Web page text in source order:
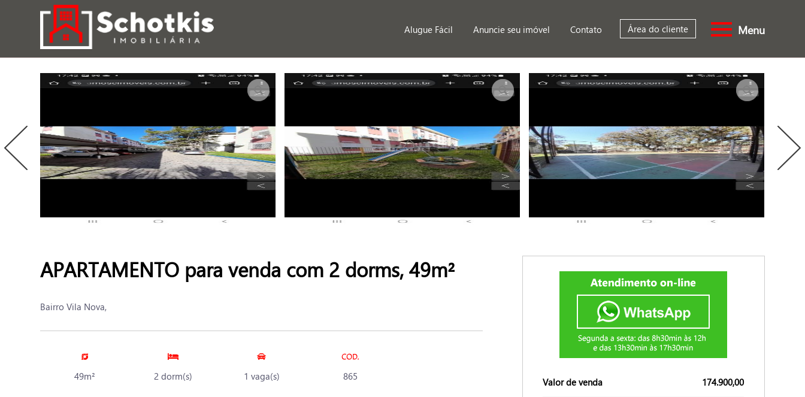
Menu
Área do cliente
Alugue Fácil Anuncie seu imóvel Contato
APARTAMENTO para venda com 2 dorms, 49m²
Bairro Vila Nova,
49m² 2 dorm(s) 1 vaga(s) 865 Valor de venda 174.900,00